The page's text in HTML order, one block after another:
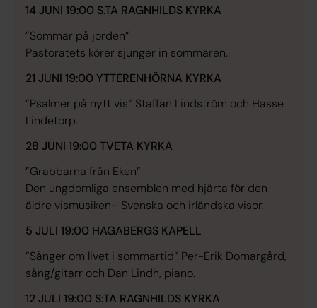
14 JUNI 19:00 S.TA RAGNHILDS KYRKA
”Sommar på jorden”
Pastoratets körer sjunger in sommaren.
21 JUNI 19:00 YTTERENHÖRNA KYRKA
”Psalmer på nytt vis” Staffan Lindström och Hasse
Lindetorp.
28 JUNI 19:00 TVETA KYRKA
”Grabbarna från Eken”
Den ungdomliga ensemblen med hjärta för den
äldre vismusiken– Svenska och irländska visor.
5 JULI 19:00 HAGABERGS KAPELL
”Sånger om livet i sommartid” Per-Erik Domargård,
sång/gitarr och Dan Lindh, piano.
12 JULI 19:00 S:TA RAGNHILDS KYRKA